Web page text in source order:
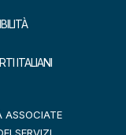
ITALIANI
ASSOCIATE